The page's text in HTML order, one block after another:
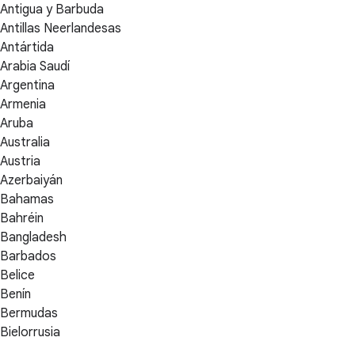
Antigua y Barbuda
Antillas Neerlandesas
Antártida
Arabia Saudí
Argentina
Armenia
Aruba
Australia
Austria
Azerbaiyán
Bahamas
Bahréin
Bangladesh
Barbados
Belice
Benín
Bermudas
Bielorrusia